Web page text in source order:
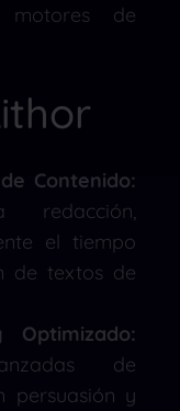
de
Contenido:
redacción,
el tiempo
de textos de
Optimizado:
de
persuasión y